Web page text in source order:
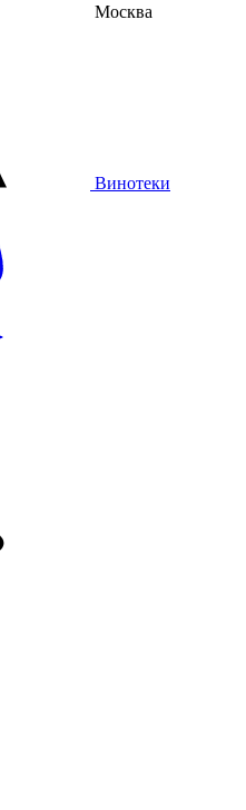
Москва
Винотеки